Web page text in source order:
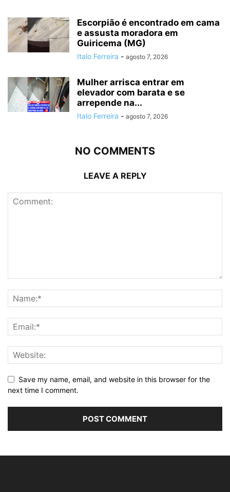
Escorpião é encontrado em cama
e assusta moradora em
Guiricema (MG)
Italo Ferreira - agosto 7, 2026
Mulher arrisca entrar em
elevador com barata e se
arrepende na...
Italo Ferreira - agosto 7, 2026
NO COMMENTS
LEAVE A REPLY
Save my name, email, and website in this browser for the
next time I comment.